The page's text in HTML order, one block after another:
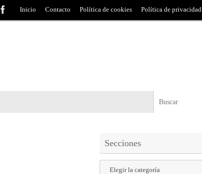
Inicio Contacto Política de cookies Política de privacidad
Secciones